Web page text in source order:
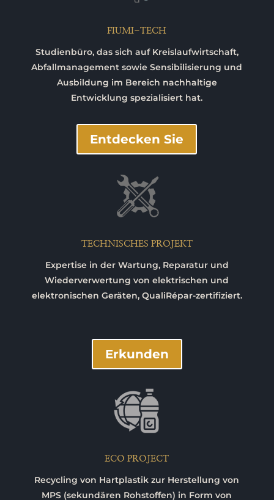
FIUMI-TECH
Studienbüro, das sich auf Kreislaufwirtschaft,
Abfallmanagement sowie Sensibilisierung und
Ausbildung im Bereich nachhaltige
Entwicklung spezialisiert hat.
Entdecken Sie
TECHNISCHES PROJEKT
Expertise in der Wartung, Reparatur und
Wiederverwertung von elektrischen und
elektronischen Geräten, QualiRépar-zertifiziert.
Erkunden
ECO PROJECT
Recycling von Hartplastik zur Herstellung von
MPS (sekundären Rohstoffen) in Form von